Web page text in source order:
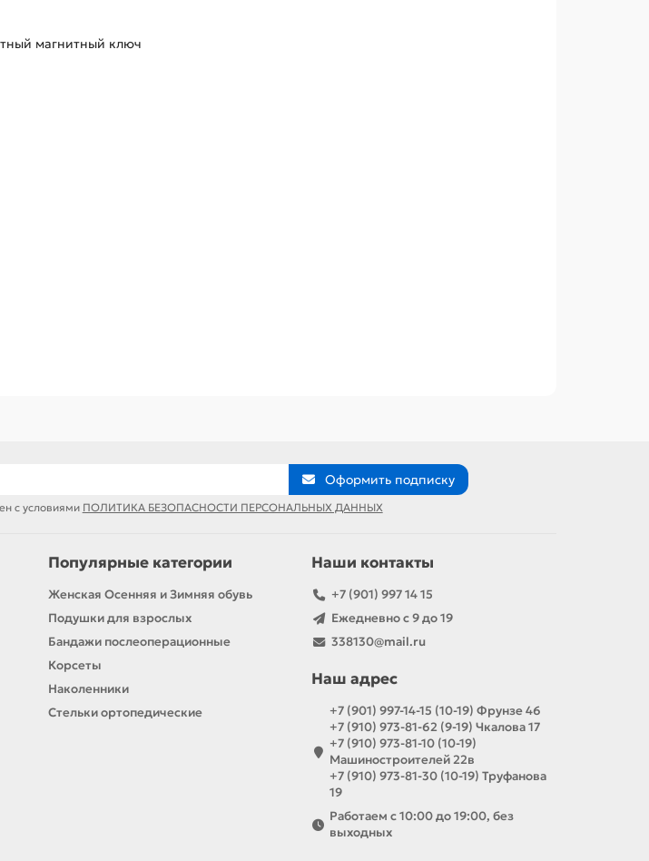
магнитный ключ
Оформить подписку
с условиями ПОЛИТИКА БЕЗОПАСНОСТИ ПЕРСОНАЛЬНЫХ ДАННЫХ
Популярные категории
Женская Осенняя и Зимняя обувь
Подушки для взрослых
Бандажи послеоперационные
Корсеты
Наколенники
Стельки ортопедические
Наши контакты
+7 (901) 997 14 15
Ежедневно с 9 до 19
338130@mail.ru
Наш адрес
+7 (901) 997-14-15 (10-19) Фрунзе 46
+7 (910) 973-81-62 (9-19) Чкалова 17
+7 (910) 973-81-10 (10-19)
Машиностроителей 22в
+7 (910) 973-81-30 (10-19) Труфанова
19
Работаем с 10:00 до 19:00, без
выходных